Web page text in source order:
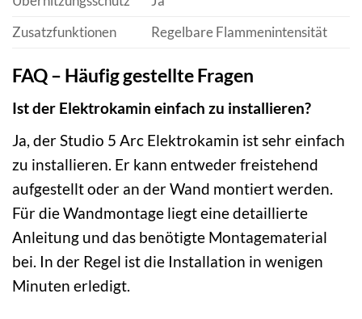
Zusatzfunktionen
Regelbare Flammenintensität
FAQ – Häufig gestellte Fragen
Ist der Elektrokamin einfach zu installieren?
Ja, der Studio 5 Arc Elektrokamin ist sehr einfach
zu installieren. Er kann entweder freistehend
aufgestellt oder an der Wand montiert werden.
Für die Wandmontage liegt eine detaillierte
Anleitung und das benötigte Montagematerial
bei. In der Regel ist die Installation in wenigen
Minuten erledigt.